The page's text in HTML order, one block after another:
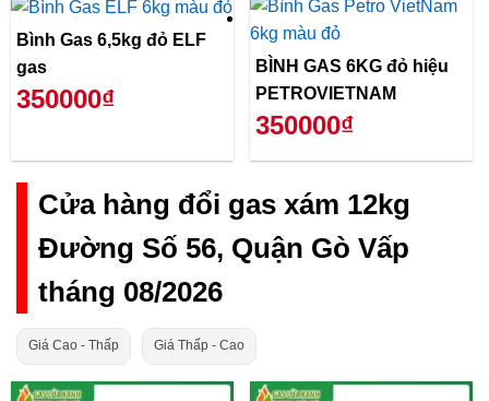
Bình Gas 6,5kg đỏ ELF
gas
350000₫
BÌNH GAS 6KG đỏ hiệu
PETROVIETNAM
350000₫
Cửa hàng đổi gas xám 12kg
Đường Số 56, Quận Gò Vấp
tháng 08/2026
Giá Cao - Thấp Giá Thấp - Cao